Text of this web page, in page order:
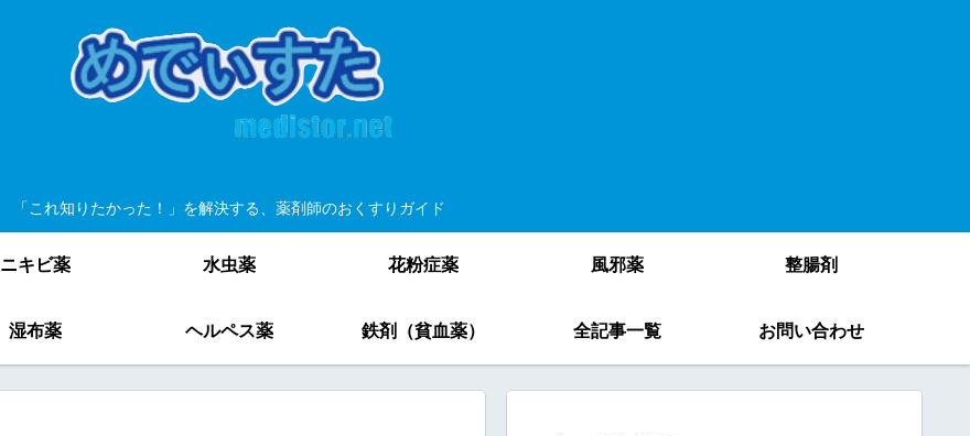
「これ知りたかった！」を解決する、薬剤師のおくすりガイド
ニキビ薬 水虫薬 花粉症薬 風邪薬 整腸剤
湿布薬 ヘルペス薬 鉄剤（貧血薬） 全記事一覧 お問い合わせ